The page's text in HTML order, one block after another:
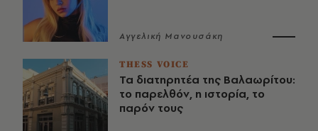
Αγγελική Μανουσάκη
THESS VOICE
Τα διατηρητέα της Βαλαωρίτου:
το παρελθόν, η ιστορία, το
παρόν τους